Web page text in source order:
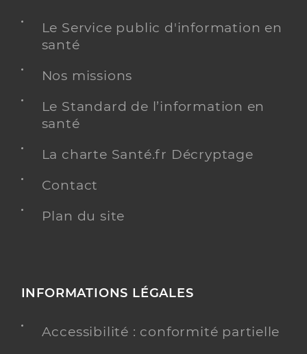
Le Service public d'information en
santé
Nos missions
Le Standard de l’information en
santé
La charte Santé.fr Décryptage
Contact
Plan du site
INFORMATIONS LÉGALES
Accessibilité : conformité partielle